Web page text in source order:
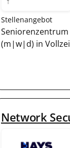
Stellenangebot
(m|w|d) in
Network